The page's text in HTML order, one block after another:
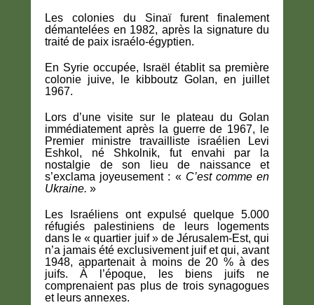
Les colonies du Sinaï furent finalement
démantelées en 1982, après la signature du
traité de paix israélo-égyptien.
En Syrie occupée, Israël établit sa première
colonie juive, le kibboutz Golan, en juillet
1967.
Lors d’une visite sur le plateau du Golan
immédiatement après la guerre de 1967, le
Premier ministre travailliste israélien Levi
Eshkol, né Shkolnik, fut envahi par la
nostalgie de son lieu de naissance et
s’exclama joyeusement : « C’est comme en
Ukraine. »
Les Israéliens ont expulsé quelque 5.000
réfugiés palestiniens de leurs logements
dans le « quartier juif » de Jérusalem-Est, qui
n’a jamais été exclusivement juif et qui, avant
1948, appartenait à moins de 20 % à des
juifs. À l’époque, les biens juifs ne
comprenaient pas plus de trois synagogues
et leurs annexes.